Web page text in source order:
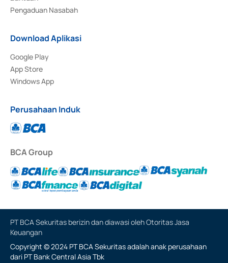
Pengaduan Nasabah
Download Aplikasi
Google Play
App Store
Windows App
Perusahaan Induk
BCA Group
PT BCA Sekuritas berizin dan diawasi oleh Otoritas Jasa
Keuangan
Copyright © 2024 PT BCA Sekuritas adalah anak perusahaan
dari PT Bank Central Asia Tbk